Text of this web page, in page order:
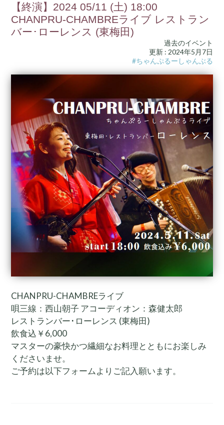
【終演】2024 05/11 (土) 18:00
CHANPRU-CHAMBREライブ レストラン
バー･ローレンス (東梅田)
過去のイベント
更新 : 2024年5月7日
#ちゃんぷるーしゃんぶる
CHANPRU-CHAMBREライブ
唄三線：西山朝子 アコーディオン：森健太郎
レストランバー･ローレンス (東梅田)
飲食込￥6,000
マスターの豪快かつ繊細なお料理とともにお楽しみ
くださいませ。
ご予約は以下フォームよりご記入願います。